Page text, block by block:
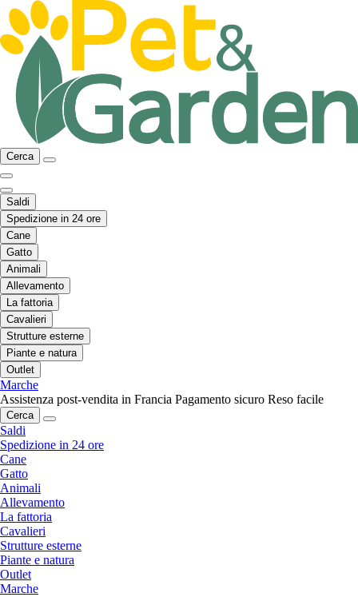
Cerca
Saldi
Spedizione in 24 ore
Cane
Gatto
Animali
Allevamento
La fattoria
Cavalieri
Strutture esterne
Piante e natura
Outlet
Marche
Assistenza post-vendita in Francia Pagamento sicuro Reso facile
Cerca
Saldi
Spedizione in 24 ore
Cane
Gatto
Animali
Allevamento
La fattoria
Cavalieri
Strutture esterne
Piante e natura
Outlet
Marche